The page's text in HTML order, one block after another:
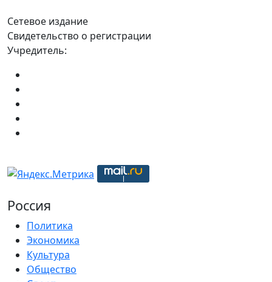
Сетевое издание
Свидетельство о регистрации
Учредитель:
Россия
Политика
Экономика
Культура
Общество